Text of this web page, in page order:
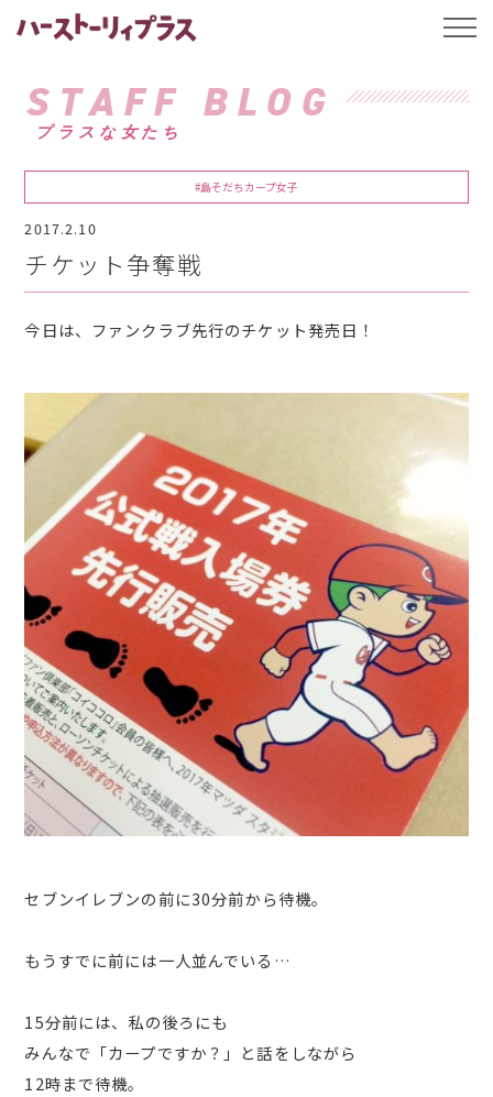
ハーストーリィプ
STAFF BLOG
プラスな女たち
#島そだちカープ女子
2017.2.10
チケット争奪戦
今日は、ファンクラブ先行のチケット発売日！
セブンイレブンの前に30分前から待機。
もうすでに前には一人並んでいる…
15分前には、私の後ろにも
みんなで「カープですか？」と話をしながら
12時まで待機。
t
l
g